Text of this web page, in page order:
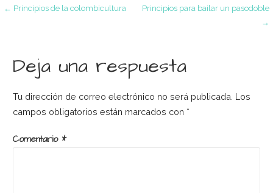
Navegación
de
entradas
← Principios de la colombicultura
Principios para bailar un pasodoble
→
Deja una respuesta
Tu dirección de correo electrónico no será publicada. Los
campos obligatorios están marcados con *
Comentario *